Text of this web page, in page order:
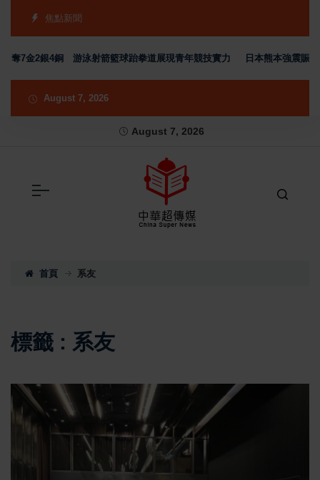
焦點新聞
7金2銀4銅 游泳射箭籃球跆拳道展現青年競技實力 日本熊本強震賑災
August 7, 2026
August 7, 2026
首頁 系友
標籤 : 系友